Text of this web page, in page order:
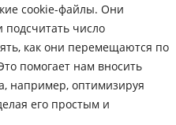
cookie-файлы. Они
число
как они перемещаются по
помогает нам вносить
например, оптимизируя
его простым и